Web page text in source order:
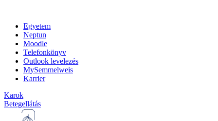
Egyetem
Neptun
Moodle
Telefonkönyv
Outlook levelezés
MySemmelweis
Karrier
Karok
Betegellátás